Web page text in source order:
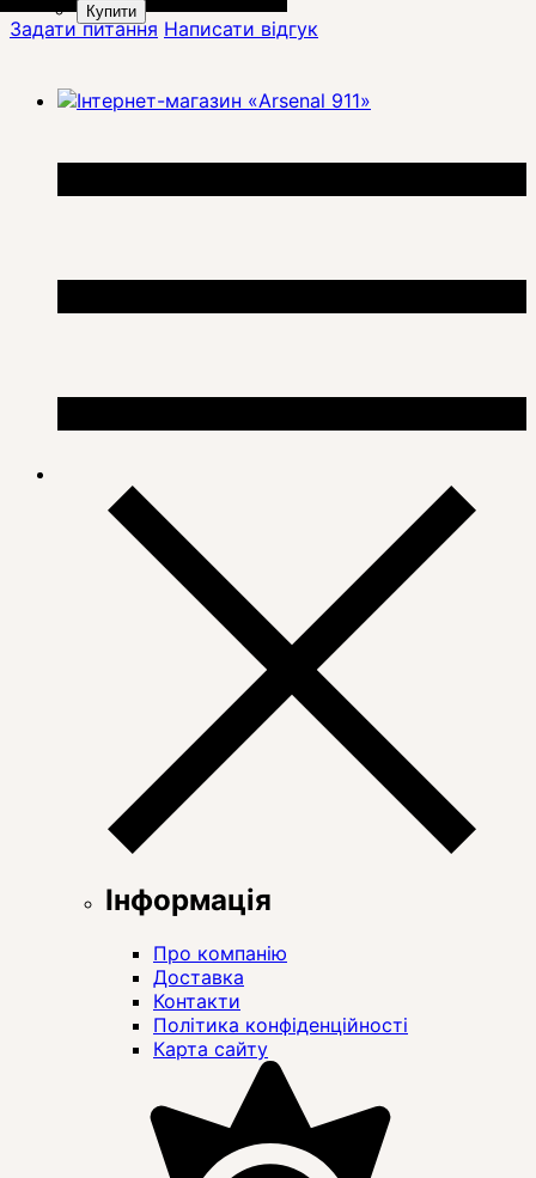
Купити
Задати питання Написати відгук
Інформація
Про компанію
Доставка
Контакти
Політика конфіденційності
Карта сайту